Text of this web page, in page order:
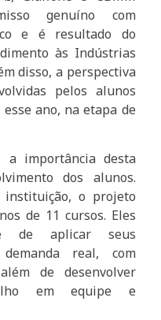
genuíno com
e é resultado do
às Indústrias
disso, a perspectiva
pelos alunos
ano, na etapa de
a importância desta
dos alunos.
instituição, o projeto
de 11 cursos. Eles
de aplicar seus
real, com
de desenvolver
em equipe e